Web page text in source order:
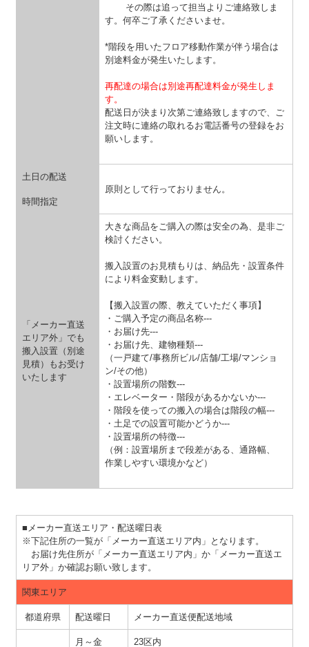
その際は追って担当よりご連絡致しま
す。何卒ご了承くださいませ。
*階段を用いたフロア移動作業が伴う場合は
別途料金が発生いたします。
再配達の場合は別途再配達料金が発生しま
す。
配送日が決まり次第ご連絡致しますので、ご
注文時に連絡の取れるお電話番号の登録をお
願いします。
土日の配送
原則として行っておりません。
時間指定
「メーカー直送
エリア外」でも
搬入設置（別途
見積）もお受け
いたします
大きな商品をご購入の際は安全の為、是非ご
検討ください。
搬入設置のお見積もりは、納品先・設置条件
により料金変動します。
【搬入設置の際、教えていただく事項】
・ご購入予定の商品名称---
・お届け先---
・お届け先、建物種類---
（一戸建て/事務所ビル/店舗/工場/マンショ
ン/その他）
・設置場所の階数---
・エレベーター・階段があるかないか---
・階段を使っての搬入の場合は階段の幅---
・土足での設置可能かどうか---
・設置場所の特徴---
（例：設置場所まで段差がある、通路幅、
作業しやすい環境かなど）
■メーカー直送エリア・配送曜日表
※下記住所の一覧が「メーカー直送エリア内」となります。
お届け先住所が「メーカー直送エリア内」か「メーカー直送エ
リア外」か確認お願い致します。
関東エリア
都道府県 配送曜日 メーカー直送便配送地域
月～金 23区内